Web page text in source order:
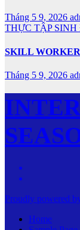
Tháng 5 9, 2026
THỰC TẬP SINH
SKILL
Tháng 5 9, 2026
Proudly powered
Home